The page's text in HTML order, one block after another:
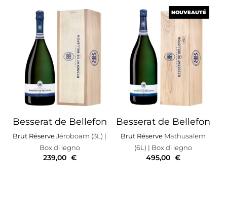
Besserat de Bellefon
Brut RéserveJéroboam (3L) |
Box di legno
239,00 €
NOUVEAUTÉ
Besserat de Bellefon
Brut Réserve Mathusalem
(6L) | Box di legno
NOUVEAUTÉ
495,00 €